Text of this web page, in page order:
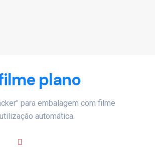
plano
para embalagem com filme
automática.